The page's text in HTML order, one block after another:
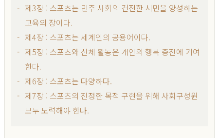
제3장 : 스포츠는 민주 사회의 건전한 시민을 양성하는
교육의 장이다.
제4장 : 스포츠는 세계인의 공용어이다.
제5장 : 스포츠와 신체 활동은 개인의 행복 증진에 기여
한다.
제6장 : 스포츠는 다양하다.
제7장 : 스포츠의 진정한 목적 구현을 위해 사회구성원
모두 노력해야 한다.